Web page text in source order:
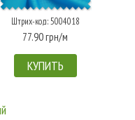
Штрих-код: 5004018
77.90 грн/м
КУПИТЬ